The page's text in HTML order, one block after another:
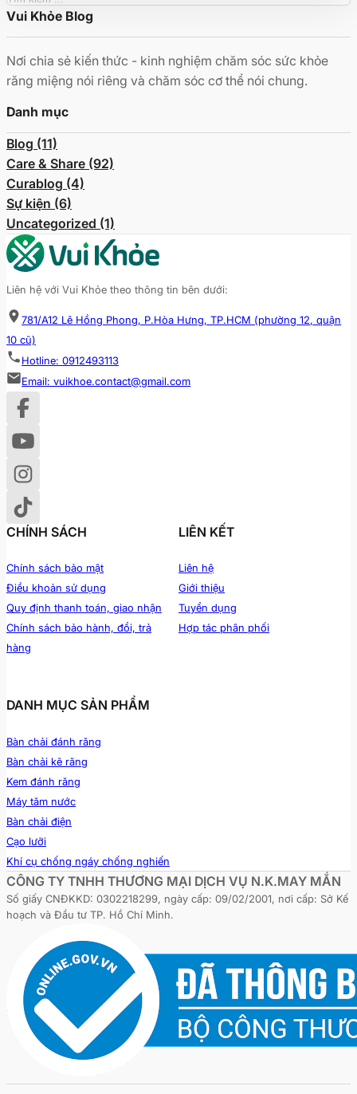
kiếm
Vui Khỏe Blog
Nơi chia sẻ kiến thức - kinh nghiệm chăm sóc sức khỏe
răng miệng nói riêng và chăm sóc cơ thể nói chung.
Danh mục
Blog (11)
Care & Share (92)
Curablog (4)
Sự kiện (6)
Uncategorized (1)
Liên hệ với Vui Khỏe theo thông tin bên dưới:
781/A12 Lê Hồng Phong, P.Hòa Hưng, TP.HCM (phường 12, quận
10 cũ)
Hotline: 0912493113
Email: vuikhoe.contact@gmail.com
CHÍNH SÁCH
Chính sách bảo mật
Điều khoản sử dụng
Quy định thanh toán, giao nhận
Chính sách bảo hành, đổi, trả
hàng
LIÊN KẾT
Liên hệ
Giới thiệu
Tuyển dụng
Hợp tác phân phối
DANH MỤC SẢN PHẨM
Bàn chải đánh răng
Bàn chải kẽ răng
Kem đánh răng
Máy tăm nước
Bàn chải điện
Cạo lưỡi
Khí cụ chống ngáy chống nghiến
CÔNG TY TNHH THƯƠNG MẠI DỊCH VỤ N.K.MAY MẮN
Số giấy CNĐKKD: 0302218299, ngày cấp: 09/02/2001, nơi cấp: Sở Kế
hoạch và Đầu tư TP. Hồ Chí Minh.